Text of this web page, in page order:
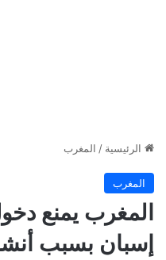
الرئيسية / المغرب
المغرب
المغرب يمنع
إسبان بسبب